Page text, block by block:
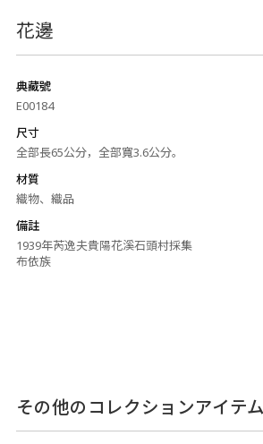
花邊
典藏號
E00184
尺寸
全部長65公分，全部寬3.6公分。
材質
織物、織品
備註
1939年芮逸夫貴陽花溪石頭村採集
布依族
その他のコレクションアイテム